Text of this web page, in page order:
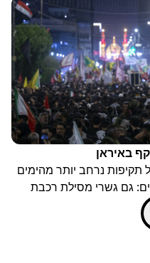
באיראן
נרחב יותר מהימים
גם גשרי מסילת רכבת